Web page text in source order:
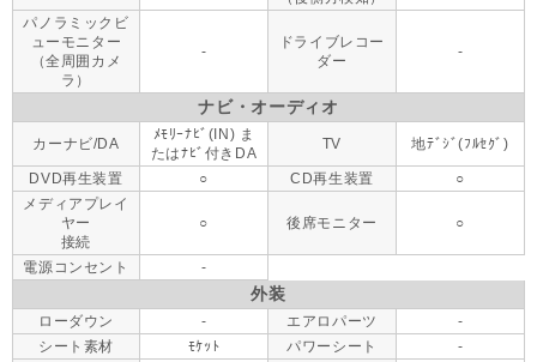
パノラミックビ
ューモニター
（全周囲カメ
ラ）
-
ドライブレコー
ダー
-
ナビ・オーディオ
カーナビ/DA
ﾒﾓﾘｰﾅﾋﾞ(IN) ま
たはﾅﾋﾞ付きDA
TV 地ﾃﾞｼﾞ(ﾌﾙｾｸﾞ)
DVD再生装置 ○ CD再生装置
○
メディアプレイ
ヤー
接続
○ 後席モニター ○
電源コンセント -
外装
ローダウン - エアロパーツ
-
シート素材
ﾓｹｯﾄ パワーシート
-